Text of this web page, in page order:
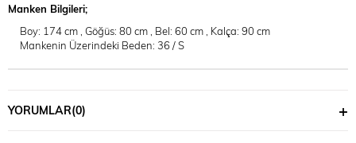
Manken Bilgileri;
Boy: 174 cm , Göğüs: 80 cm , Bel: 60 cm , Kalça: 90 cm
Mankenin Üzerindeki Beden: 36 / S
YORUMLAR(0)